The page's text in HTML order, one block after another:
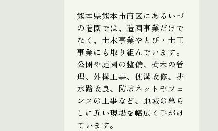
熊本県熊本市南区にあるいづ
の造園では、造園事業だけで
なく、土木事業やとび・土工
事業にも取り組んでいます。
公園や庭園の整備、樹木の管
理、外構工事、側溝改修、排
水路改良、防球ネットやフェ
ンスの工事など、地域の暮ら
しに近い現場を幅広く手がけ
ています。